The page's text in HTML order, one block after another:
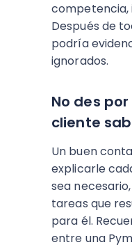
competencia,
Después de
podría
ignorados.
No des
cliente
Un buen
explicarle
sea
tareas que
para él.
entre una